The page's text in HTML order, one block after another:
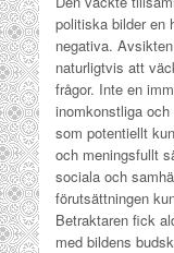
politiska bilder en
negativa.
naturligtvis att
frågor. Inte en
inomkonstliga
som potentiellt
och meningsfullt
sociala och
förutsättningen
Betraktaren fick
med bildens